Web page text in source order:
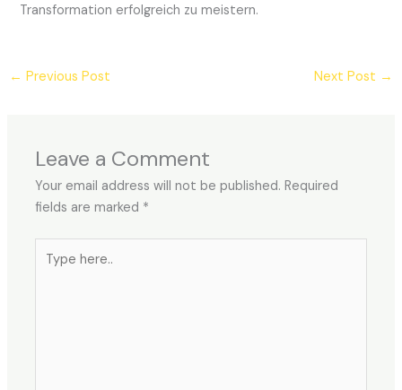
Transformation erfolgreich zu meistern.
← Previous Post Next Post →
Leave a Comment
Your email address will not be published. Required
fields are marked *
here..